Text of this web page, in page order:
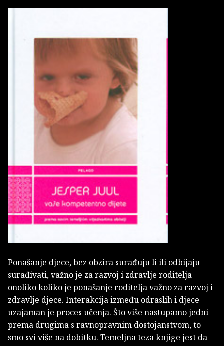
Ponašanje djece, bez obzira surađuju li ili odbijaju
surađivati, važno je za razvoj i zdravlje roditelja
onoliko koliko je ponašanje roditelja važno za razvoj i
zdravlje djece. Interakcija između odraslih i djece
uzajaman je proces učenja. Što više nastupamo jedni
prema drugima s ravnopravnim dostojanstvom, to
smo svi više na dobitku. Temeljna teza knjige jest da